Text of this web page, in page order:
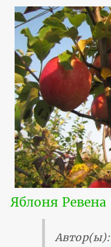
Яблоня Ревена
Автор(ы):